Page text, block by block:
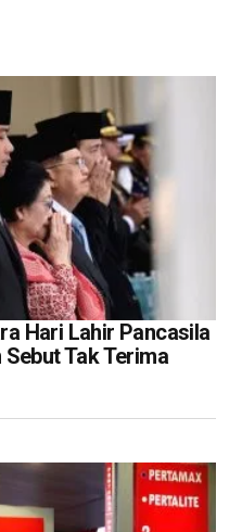
Hari Lahir Pancasila
Tak Terima